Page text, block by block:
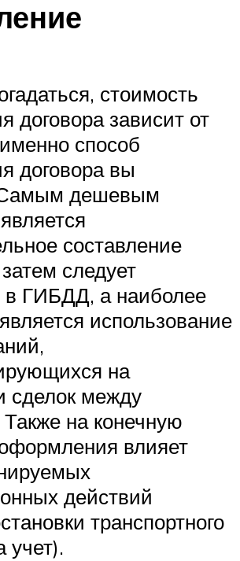
стоимость
договора зависит от
способ
договора вы
дешевым
составление
следует
ГИБДД, а наиболее
использование
на
сделок между
на конечную
влияет
действий
транспортного
учет).